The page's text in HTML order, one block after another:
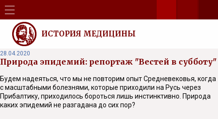
ИСТОРИЯ МЕДИЦИНЫ
28.04.2020
Природа эпидемий: репортаж "Вестей в субботу"
Будем надеяться, что мы не повторим опыт Средневековья, когда
с масштабными болезнями, которые приходили на Русь через
Прибалтику, приходилось бороться лишь инстинктивно. Природа
каких эпидемий не разгадана до сих пор?